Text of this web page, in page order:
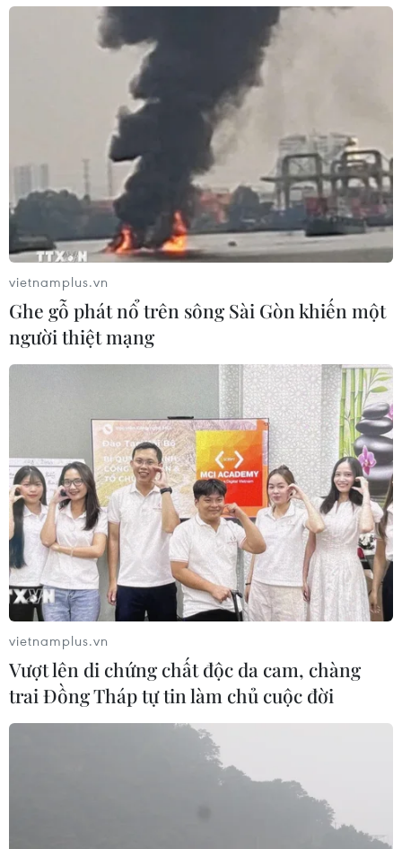
vietnamplus.vn
Ghe gỗ phát nổ trên sông Sài Gòn khiến một
người thiệt mạng
vietnamplus.vn
Vượt lên di chứng chất độc da cam, chàng
trai Đồng Tháp tự tin làm chủ cuộc đời